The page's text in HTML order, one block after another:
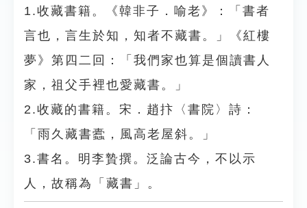
1.收藏書籍。《韓非子．喻老》：「書者
言也，言生於知，知者不藏書。」《紅樓
夢》第四二回：「我們家也算是個讀書人
家，祖父手裡也愛藏書。」
2.收藏的書籍。宋．趙抃〈書院〉詩：
「雨久藏書蠹，風高老屋斜。」
3.書名。明李贄撰。泛論古今，不以示
人，故稱為「藏書」。